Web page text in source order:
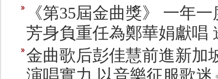
《第35屆金曲獎》 一年
芳身負重任為鄭華娟獻唱
金曲歌后彭佳慧前進新加
演唱實力 以音樂征服歌迷